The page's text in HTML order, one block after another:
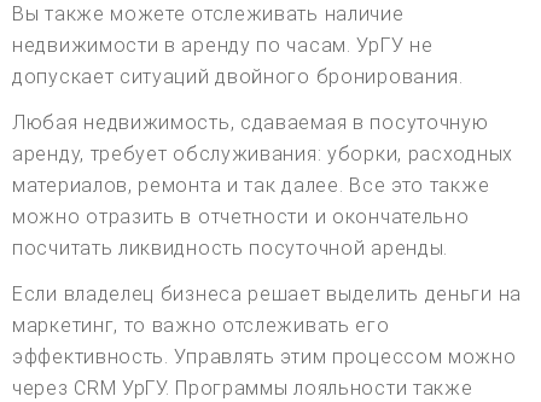
Вы также можете отслеживать наличие
недвижимости в аренду по часам. УрГУ не
допускает ситуаций двойного бронирования.
Любая недвижимость, сдаваемая в посуточную
аренду, требует обслуживания: уборки, расходных
материалов, ремонта и так далее. Все это также
можно отразить в отчетности и окончательно
посчитать ликвидность посуточной аренды.
Если владелец бизнеса решает выделить деньги на
маркетинг, то важно отслеживать его
эффективность. Управлять этим процессом можно
через CRM УрГУ. Программы лояльности также